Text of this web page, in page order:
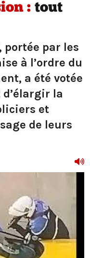
: tout
portée par les
à l’ordre du
a été votée
la
et
de leurs